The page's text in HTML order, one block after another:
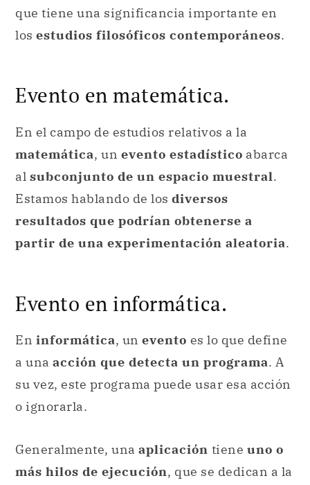
que tiene una significancia importante en
los estudios filosóficos contemporáneos.
Evento en matemática.
En el campo de estudios relativos a la
matemática, un evento estadístico abarca
al subconjunto de un espacio muestral.
Estamos hablando de los diversos
resultados que podrían obtenerse a
partir de una experimentación aleatoria.
Evento en informática.
En informática, un evento es lo que define
a una acción que detecta un programa. A
su vez, este programa puede usar esa acción
o ignorarla.
Generalmente, una aplicación tiene uno o
más hilos de ejecución, que se dedican a la